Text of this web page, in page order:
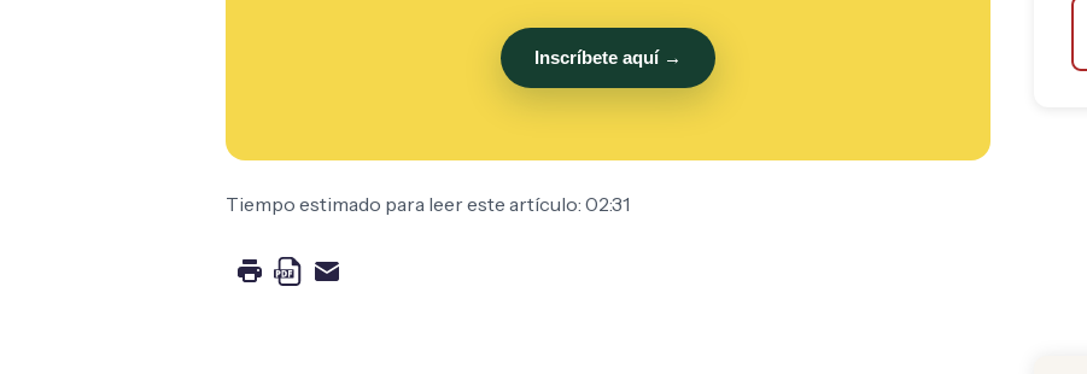
Inscríbete aquí →
Tiempo estimado para leer este artículo: 02:31